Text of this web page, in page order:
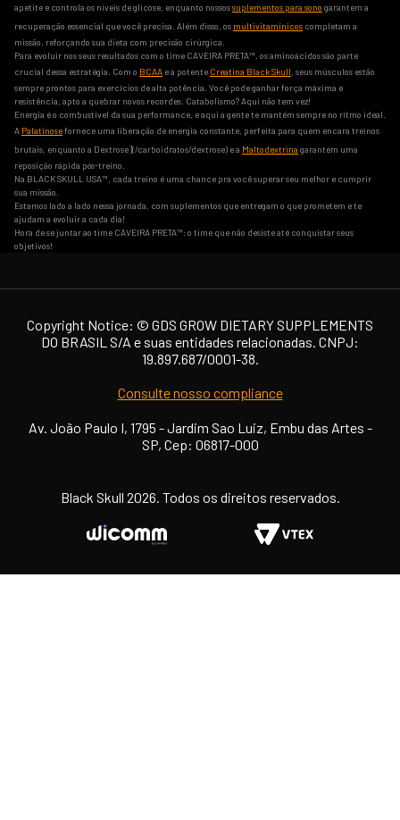
apetite e controla os níveis de glicose, enquanto nossossuplementos para sono garantem a
recuperação essencial que você precisa. Além disso, os multivitamínicos completam a
missão, reforçando sua dieta com precisão cirúrgica.
Para evoluir nos seus resultados com o time CAVEIRA PRETA™, os aminoácidos são parte
crucial dessa estratégia. Com o BCAA e a potente Creatina Black Skull, seus músculos estão
sempre prontos para exercícios de alta potência. Você pode ganhar força máxima e
resistência, apto a quebrar novos recordes. Catabolismo? Aqui não tem vez!
Energia é o combustível da sua performance, e aqui a gente te mantém sempre no ritmo ideal.
A Palatinosefornece uma liberação de energia constante, perfeita para quem encara treinos
brutais, enquanto a Dextrose](/carboidratos/dextrose) e a Maltodextrina garantem uma
reposição rápida pós-treino.
Na BLACK SKULL USA™, cada treino é uma chance pra você superar seu melhor e cumprir
sua missão.
Estamos lado a lado nessa jornada, com suplementos que entregam o que prometem e te
ajudam a evoluir a cada dia!
Hora de se juntar ao time CAVEIRA PRETA™: o time que não desiste até conquistar seus
objetivos!
Copyright Notice: ©️ GDS GROW DIETARY SUPPLEMENTS
DO BRASIL S/A e suas entidades relacionadas. CNPJ:
19.897.687/0001-38.
Consulte nosso compliance
Av. João Paulo I, 1795 - Jardim Sao Luiz, Embu das Artes -
SP, Cep: 06817-000
Black Skull 2026. Todos os direitos reservados.